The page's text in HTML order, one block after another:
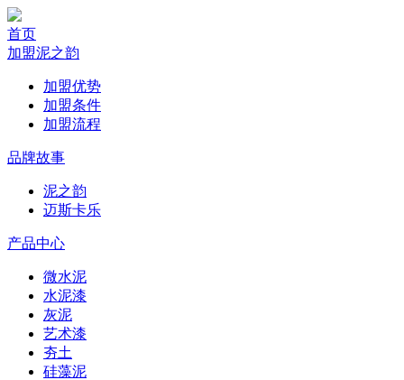
首页
加盟泥之韵
加盟优势
加盟条件
加盟流程
品牌故事
泥之韵
迈斯卡乐
产品中心
微水泥
水泥漆
灰泥
艺术漆
夯土
硅藻泥